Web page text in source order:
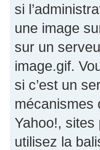
si
une image
sur un
image.gif.
si c’est un
mécanismes
Yahoo!, sites
utilisez la